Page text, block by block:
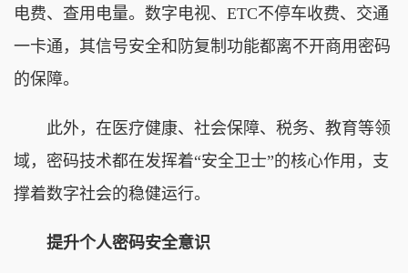
电费、查用电量。数字电视、ETC不停车收费、交通
一卡通，其信号安全和防复制功能都离不开商用密码
的保障。
此外，在医疗健康、社会保障、税务、教育等领
域，密码技术都在发挥着“安全卫士”的核心作用，支
撑着数字社会的稳健运行。
提升个人密码安全意识